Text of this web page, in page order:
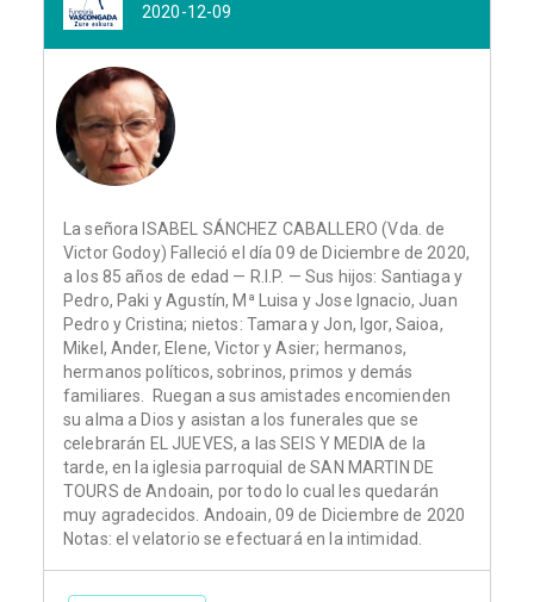
2020-12-09
La señora ISABEL SÁNCHEZ CABALLERO (Vda. de
Victor Godoy) Falleció el día 09 de Diciembre de 2020,
a los 85 años de edad — R.I.P. — Sus hijos: Santiaga y
Pedro, Paki y Agustín, Mª Luisa y Jose Ignacio, Juan
Pedro y Cristina; nietos: Tamara y Jon, Igor, Saioa,
Mikel, Ander, Elene, Victor y Asier; hermanos,
hermanos políticos, sobrinos, primos y demás
familiares. Ruegan a sus amistades encomienden
su alma a Dios y asistan a los funerales que se
celebrarán EL JUEVES, a las SEIS Y MEDIA de la
tarde, en la iglesia parroquial de SAN MARTIN DE
TOURS de Andoain, por todo lo cual les quedarán
muy agradecidos. Andoain, 09 de Diciembre de 2020
Notas: el velatorio se efectuará en la intimidad.